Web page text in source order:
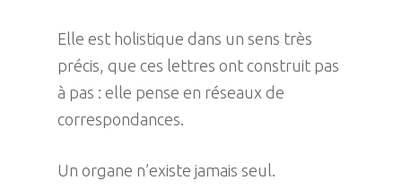
Elle est holistique dans un sens très
précis, que ces lettres ont construit pas
à pas : elle pense en réseaux de
correspondances.
Un organe n’existe jamais seul.